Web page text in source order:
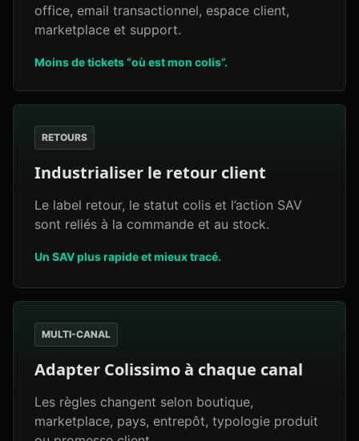
office, email transactionnel, espace client,
marketplace et support.
Moins de tickets “où est mon colis”.
RETOURS
Industrialiser le retour client
Le label retour, le statut colis et l’action SAV
sont reliés à la commande et au stock.
Un SAV plus rapide et mieux tracé.
MULTI-CANAL
Adapter Colissimo à chaque canal
Les règles changent selon boutique,
marketplace, pays, entrepôt, typologie produit